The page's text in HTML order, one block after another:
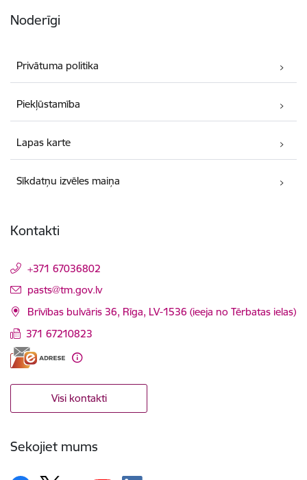
Noderīgi
Privātuma politika
Piekļūstamība
Lapas karte
Sīkdatņu izvēles maiņa
Kontakti
+371 67036802
E-pasts:
pasts@tm.gov.lv
Brīvības bulvāris 36, Rīga, LV-1536 (ieeja no Tērbatas ielas)
371 67210823
Visi kontakti
Sekojiet mums